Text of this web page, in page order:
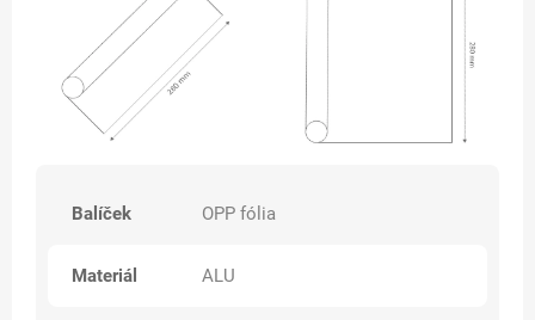
Balíček OPP fólia
Materiál ALU